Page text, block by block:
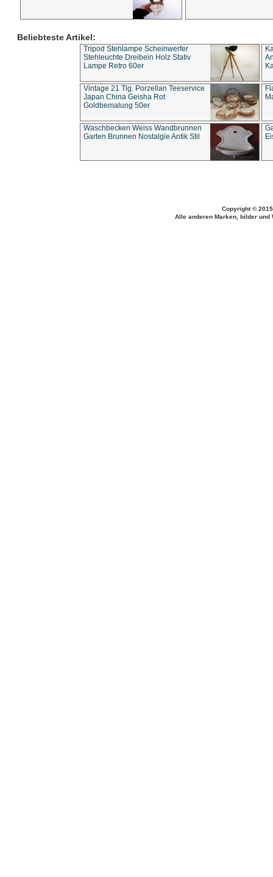
Beliebteste Artikel:
Tripod Stehlampe Scheinwerfer
Stehleuchte Dreibein Holz Stativ
Lampe Retro 60er
Vintage 21 Tlg. Porzellan Teeservice
Japan China Geisha Rot
Goldbemalung 50er
Waschbecken Weiss Wandbrunnen
Garten Brunnen Nostalgie Antik Stil
Copyright ©
Alle anderen Marken, bilder und